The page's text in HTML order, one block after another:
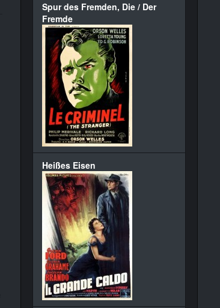
Spur des Fremden, Die / Der
Fremde
Heißes Eisen